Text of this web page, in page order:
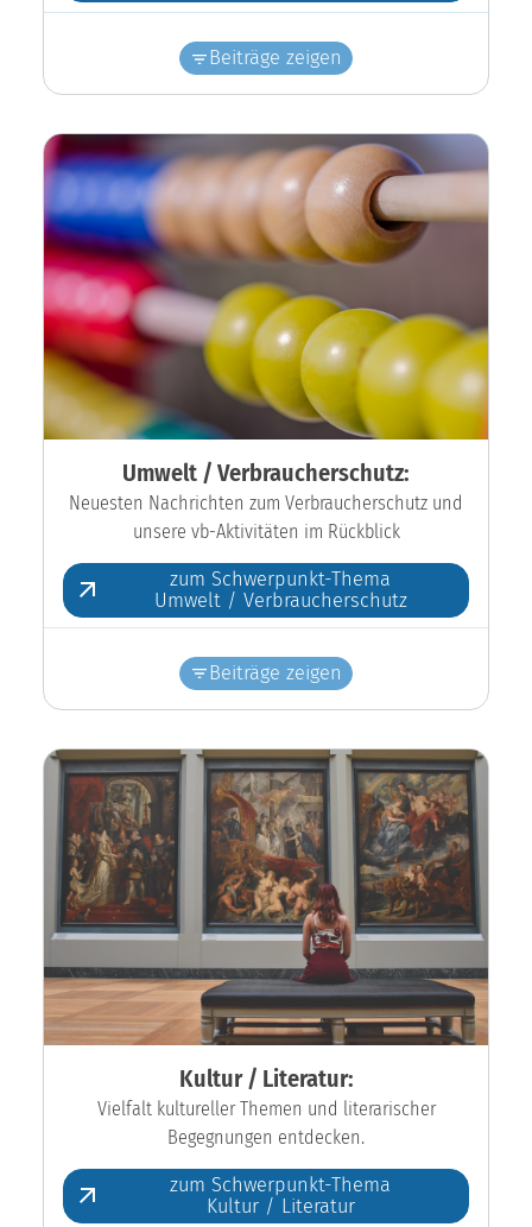
Beiträge zeigen
Umwelt / Verbraucherschutz:
Neuesten Nachrichten zum Verbraucherschutz und
unsere vb-Aktivitäten im Rückblick
zum Schwerpunkt-Thema
Umwelt / Verbraucherschutz
Beiträge zeigen
Kultur / Literatur:
Vielfalt kultureller Themen und literarischer
Begegnungen entdecken.
zum Schwerpunkt-Thema
Kultur / Literatur